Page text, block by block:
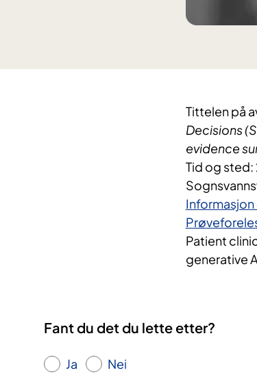
Tittelen på
Decisions
evidence
Tid og sted:
Patient
generative
Fant du det du lette etter?
Ja Nei